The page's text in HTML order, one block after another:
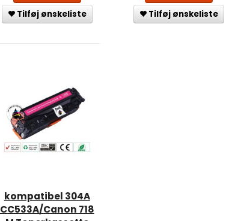
Tilføj ønskeliste Tilføj ønskeliste
kompatibel 304A
CC533A/Canon 718